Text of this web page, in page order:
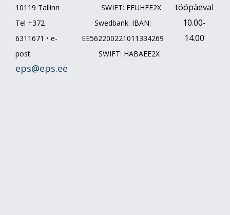
10119 Tallinn
Tel +372
6311671 • e-
post
eps@eps.ee
SWIFT: EEUHEE2X
Swedbank: IBAN:
EE562200221011334269
SWIFT: HABAEE2X
tööpäeval
10.00-
14.00